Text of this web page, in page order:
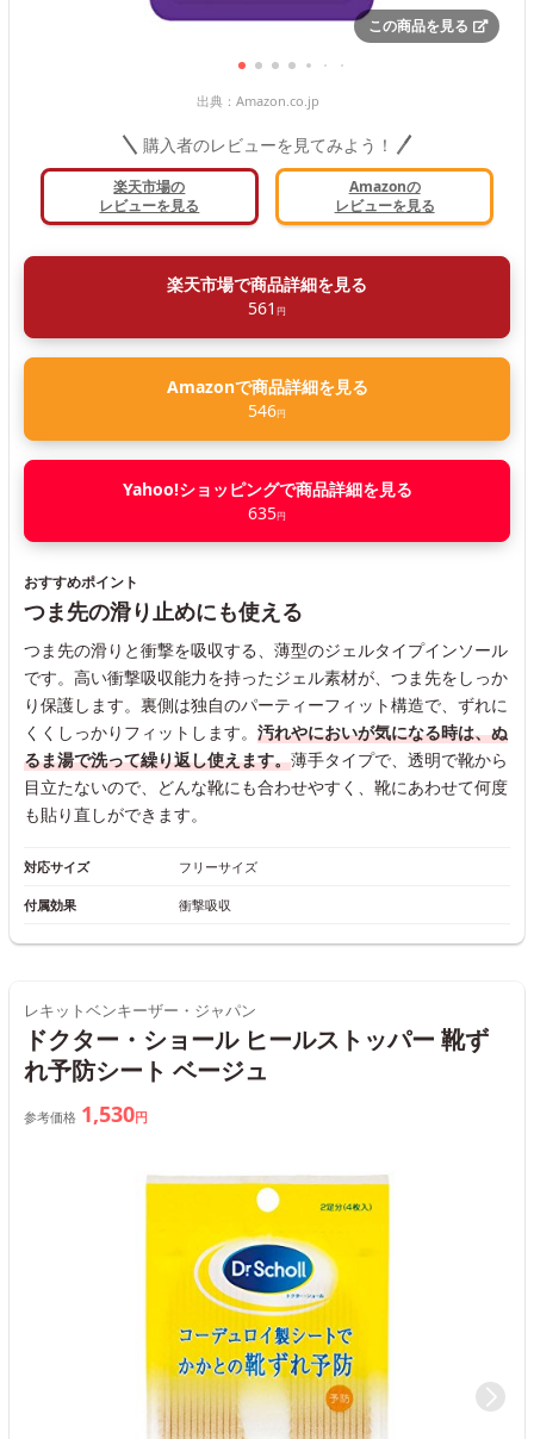
この商品を見る
出典： Amazon.co.jp
購入者のレビューを見てみよう！
楽天市場の
レビューを見る
Amazonの
レビューを見る
楽天市場で商品詳細を見る
561 円
Amazonで商品詳細を見る
546円
Yahoo!ショッピングで商品詳細を見る
635円
おすすめポイント
つま先の滑り止めにも使える
つま先の滑りと衝撃を吸収する、薄型のジェルタイプインソール
です。高い衝撃吸収能力を持ったジェル素材が、つま先をしっか
り保護します。裏側は独自のパーティーフィット構造で、ずれに
くくしっかりフィットします。 汚れやにおいが気になる時は、ぬ
るま湯で洗って繰り返し使えます。薄手タイプで、透明で靴から
目立たないので、どんな靴にも合わせやすく、靴にあわせて何度
も貼り直しができます。
対応サイズ フリーサイズ
付属効果 衝撃吸収
レキットベンキーザー・ジャパン
ドクター・ショール ヒールストッパー 靴ず
れ予防シート ベージュ
参考価格 1,530円